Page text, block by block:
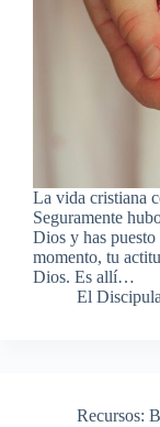
La vida cristiana
Seguramente
Dios y has
momento, tu
Dios. Es allí…
El
Recursos: